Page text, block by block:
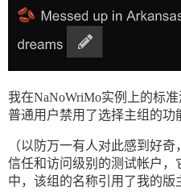
我在NaNoWriMo实例上的标
普通用户禁用了选择主组的功
（以防万一有人对此感到好
信任和访问级别的测试帐户，
中，该组的名称引用了我的版